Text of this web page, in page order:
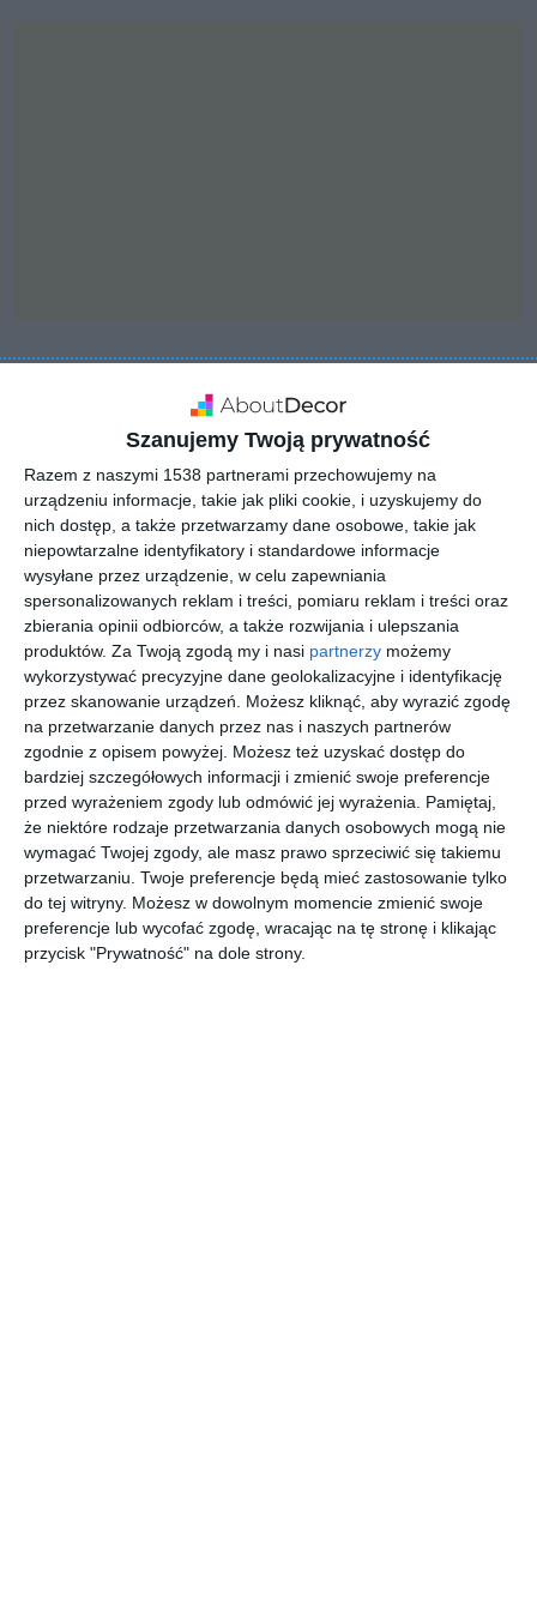
Szanujemy Twoją prywatność
Razem z naszymi 1538 partnerami przechowujemy na
urządzeniu informacje, takie jak pliki cookie, i uzyskujemy do
nich dostęp, a także przetwarzamy dane osobowe, takie jak
niepowtarzalne identyfikatory i standardowe informacje
wysyłane przez urządzenie, w celu zapewniania
spersonalizowanych reklam i treści, pomiaru reklam i treści oraz
zbierania opinii odbiorców, a także rozwijania i ulepszania
produktów. Za Twoją zgodą my i nasi partnerzy możemy
wykorzystywać precyzyjne dane geolokalizacyjne i identyfikację
przez skanowanie urządzeń. Możesz kliknąć, aby wyrazić zgodę
na przetwarzanie danych przez nas i naszych partnerów
zgodnie z opisem powyżej. Możesz też uzyskać dostęp do
bardziej szczegółowych informacji i zmienić swoje preferencje
przed wyrażeniem zgody lub odmówić jej wyrażenia. Pamiętaj,
że niektóre rodzaje przetwarzania danych osobowych mogą nie
wymagać Twojej zgody, ale masz prawo sprzeciwić się takiemu
przetwarzaniu. Twoje preferencje będą mieć zastosowanie tylko
do tej witryny. Możesz w dowolnym momencie zmienić swoje
preferencje lub wycofać zgodę, wracając na tę stronę i klikając
przycisk "Prywatność" na dole strony.
Kuchnia z jadalnią w
pastelowych barwach
Aranżacja kuchni z jadalnią w pastelowych barwach.
AUTOR:JN Studio Joanna Nawrocka
DODAJ DO ULUBIONYCH
UDOSTĘPNIJ
Pozostałe zdjęcia w projekcie:Apartament dwu -
poziomowy